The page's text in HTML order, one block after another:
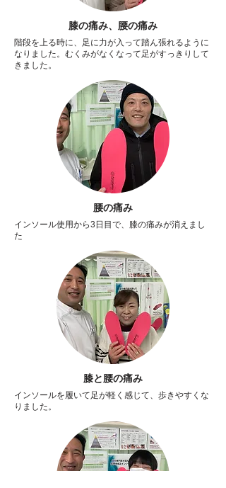
膝の痛み、腰の痛み
階段を上る時に、足に力が入って踏ん張れるように
なりました。むくみがなくなって足がすっきりして
きました。
腰の痛み
インソール使用から3日目で、膝の痛みが消えまし
た
膝と腰の痛み
インソールを履いて足が軽く感じて、歩きやすくな
りました。